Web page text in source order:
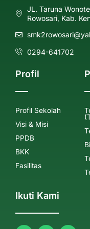
JL. Taruna
Rowosari, Kab.
0294-641702
Profil
Profil Sekolah
Visi & Misi
PPDB
BKK
Fasilitas
Ikuti Kami